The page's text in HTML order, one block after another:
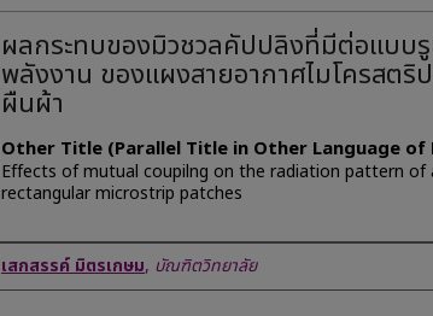
ผลกระทบของมิวชวลคัปปลิงที่มีต่อแบบ
พลังงาน ของแผงสายอากาศไมโครสตริ
ผืนผ้า
Other Title (Parallel Title in Other Language of
Effects of mutual coupilng on the radiation pattern of
rectangular microstrip patches
Author
เสกสรรค์ มิตรเกษม, บัณฑิตวิทยาลัย